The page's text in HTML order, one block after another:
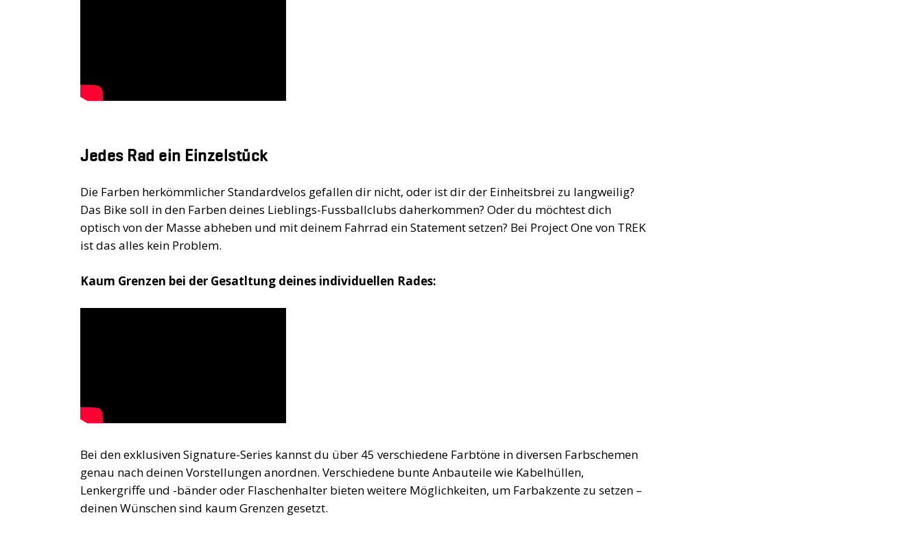
Jedes Rad ein Einzelstück
Die Farben herkömmlicher Standardvelos gefallen dir nicht, oder ist dir der Einheitsbrei zu langweilig?
Das Bike soll in den Farben deines Lieblings-Fussballclubs daherkommen? Oder du möchtest dich
optisch von der Masse abheben und mit deinem Fahrrad ein Statement setzen? Bei Project One von TREK
ist das alles kein Problem.
Kaum Grenzen bei der Gesatltung deines individuellen Rades:
Bei den exklusiven Signature-Series kannst du über 45 verschiedene Farbtöne in diversen Farbschemen
genau nach deinen Vorstellungen anordnen. Verschiedene bunte Anbauteile wie Kabelhüllen,
Lenkergriffe und -bänder oder Flaschenhalter bieten weitere Möglichkeiten, um Farbakzente zu setzen –
deinen Wünschen sind kaum Grenzen gesetzt.